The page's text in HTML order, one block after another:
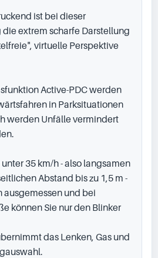
ist bei dieser
extrem scharfe Darstellung
virtuelle Perspektive
Active-PDC werden
in Parksituationen
werden Unfälle vermindert
35 km/h - also langsamen
Abstand bis zu 1,5 m -
ausgemessen und bei
können Sie nur den Blinker
das Lenken, Gas und